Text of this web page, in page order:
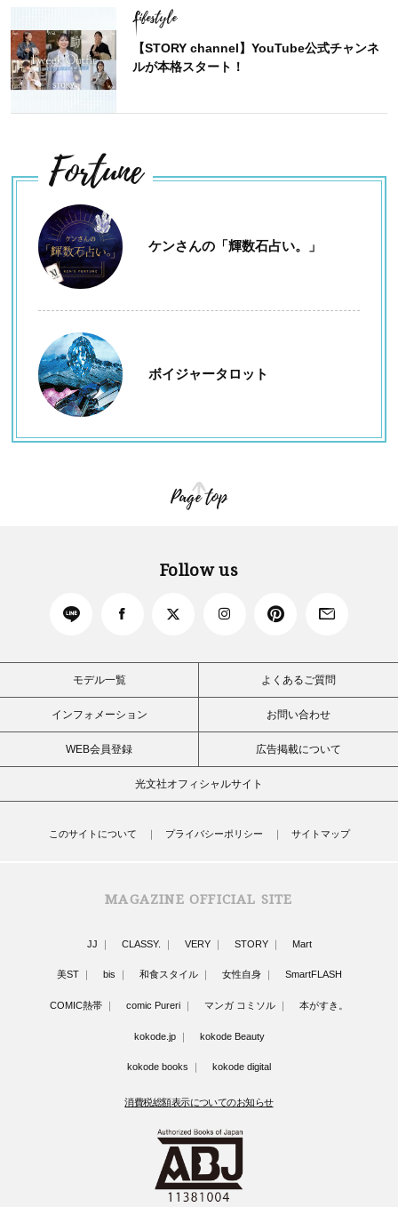
Lifestyle
【STORY channel】YouTube公式チャンネ
ルが本格スタート！
Fortune
ケンさんの「輝数石占い。」
ボイジャータロット
Page top
Follow us
モデル一覧 よくあるご質問
インフォメーション お問い合わせ
WEB会員登録 広告掲載について
光文社オフィシャルサイト
このサイトについて プライバシーポリシー サイトマップ
MAGAZINE OFFICIAL SITE
JJ CLASSY. VERY STORY Mart
美ST bis 和食スタイル 女性自身 SmartFLASH
COMIC熱帯 comic Pureri マンガ コミソル 本がすき。
kokode.jp kokode Beauty
kokode books kokode digital
消費税総額表示についてのお知らせ